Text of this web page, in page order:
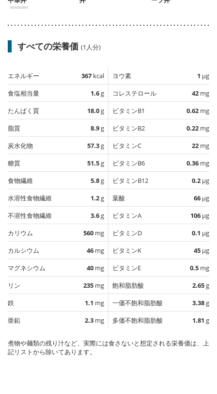
すべての栄養価 (1人分)
エネルギー 367 kcal
食塩相当量
1.6g
たんぱく質
18.0g
脂質
8.9g
炭水化物
57.3g
糖質
51.5g
食物繊維
5.8g
水溶性食物繊維
1.2g
不溶性食物繊維
3.6g
カリウム
560 mg
カルシウム
46 mg
マグネシウム
40 mg
リン
235 mg
鉄
1.1 mg
亜鉛
2.3 mg
ヨウ素 1 µg
コレステロール
42 mg
ビタミンB1
0.62 mg
ビタミンB2
0.22 mg
ビタミンC
22 mg
ビタミンB6
0.36 mg
ビタミンB12
0.2 µg
葉酸
66 µg
ビタミンA
106 µg
ビタミンD
0.1 µg
ビタミンK
45 µg
ビタミンE
0.5 mg
飽和脂肪酸
2.65g
一価不飽和脂肪酸
3.38g
多価不飽和脂肪酸
1.81 g
煮物や麺類の残り汁など、実際には食さないと想定される栄養価は、上
記リストから除いてあります。